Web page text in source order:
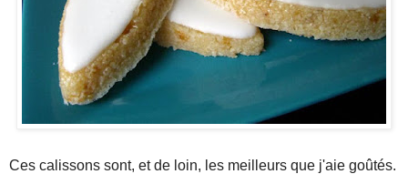
Ces calissons sont, et de loin, les meilleurs que j'aie goûtés.